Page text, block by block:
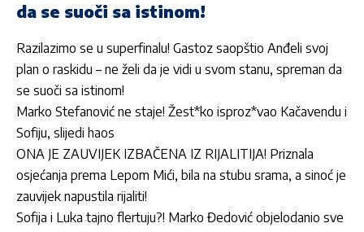
da se suoči sa istinom!
Razilazimo se u superfinalu! Gastoz saopštio Anđeli svoj
plan o raskidu – ne želi da je vidi u svom stanu, spreman da
se suoči sa istinom!
Marko Stefanović ne staje! Žest*ko isproz*vao Kačavendu i
Sofiju, slijedi haos
ONA JE ZAUVIJEK IZBAČENA IZ RIJALITIJA! Priznala
osjećanja prema Lepom Mići, bila na stubu srama, a sinoć je
zauvijek napustila rijaliti!
Sofija i Luka tajno flertuju?! Marko Đedović objelodanio sve